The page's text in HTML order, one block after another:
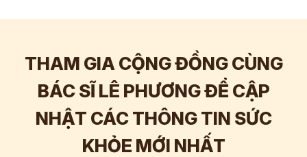
THAM GIA CỘNG ĐỒNG CÙNG
BÁC SĨ LÊ PHƯƠNG ĐỂ CẬP
NHẬT CÁC THÔNG TIN SỨC
KHỎE MỚI NHẤT